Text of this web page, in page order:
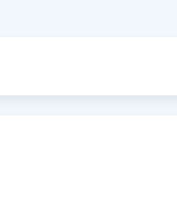
Tüm ÖSYM